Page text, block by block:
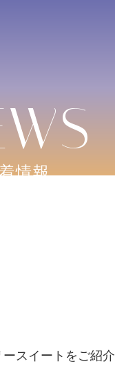
情報
スイートをご紹介